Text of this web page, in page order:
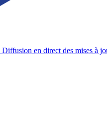
Diffusion en direct des mises à